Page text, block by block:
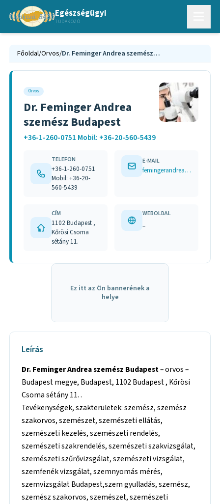
Egészségügyi
TUDAKOZÓ
Főoldal/Orvos/ Dr. Feminger Andrea szemész Budapest
Orvos
Dr. Feminger Andrea
szemész Budapest
+36-1-260-0751 Mobil: +36-20-560-5439
TELEFON
+36-1-260-0751
Mobil: +36-20-
560-5439
E-MAIL
femingerandrea@yahoo.com
CÍM
1102 Budapest ,
Kőrösi Csoma
sétány 11.
WEBOLDAL
–
Ez itt az Ön bannerének a
helye
Leírás
Dr. Feminger Andrea szemész Budapest– orvos –
Budapest megye, Budapest, 1102 Budapest , Kőrösi
Csoma sétány 11. .
Tevékenységek, szakterületek: szemész, szemész
szakorvos, szemészet, szemészeti ellátás,
szemészeti kezelés, szemészeti rendelés,
szemészeti szakrendelés, szemészeti szakvizsgálat,
szemészeti szűrővizsgálat, szemészeti vizsgálat,
szemfenék vizsgálat, szemnyomás mérés,
szemvizsgálat Budapest,szem gyulladás, szemész,
szemész szakorvos, szemészet, szemészeti